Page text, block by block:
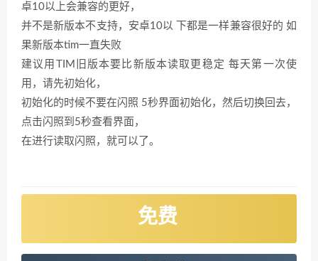
卓10以上会兼容的更好，
并不是新版本不支持，安卓10以 下都是一样兼容很好的 如
果新版本tim一直失败
建议用TIM旧版本要比新版本读取更稳定 每天第一次使
用，请先初始化，
初始化的时候不要在闪照 5秒界面初始化，然后切换回去，
点击闪照到5秒查看界面，
在进行读取闪照，就可以了。
免费